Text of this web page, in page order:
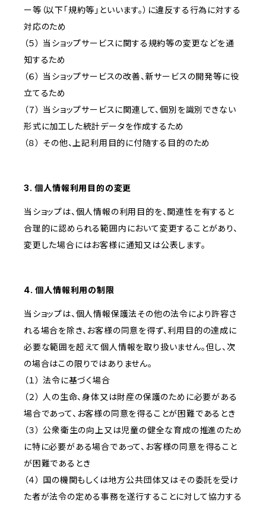
ー等（以下「規約等」といいます。）に違反する行為に対する
対応のため
（５） 当ショップサービスに関する規約等の変更などを通
知するため
（６） 当ショップサービスの改善、新サービスの開発等に役
立てるため
（７） 当ショップサービスに関連して、個別を識別できない
形式に加工した統計データを作成するため
（８） その他、上記利用目的に付随する目的のため
3. 個人情報利用目的の変更
当ショップは、個人情報の利用目的を、関連性を有すると
合理的に認められる範囲内において変更することがあり、
変更した場合にはお客様に通知又は公表します。
4. 個人情報利用の制限
当ショップは、個人情報保護法その他の法令により許容さ
れる場合を除き、お客様の同意を得ず、利用目的の達成に
必要な範囲を超えて個人情報を取り扱いません。但し、次
の場合はこの限りではありません。
（１） 法令に基づく場合
（２） 人の生命、身体又は財産の保護のために必要がある
場合であって、お客様の同意を得ることが困難であるとき
（３） 公衆衛生の向上又は児童の健全な育成の推進のため
に特に必要がある場合であって、お客様の同意を得ること
が困難であるとき
（４） 国の機関もしくは地方公共団体又はその委託を受け
た者が法令の定める事務を遂行することに対して協力する